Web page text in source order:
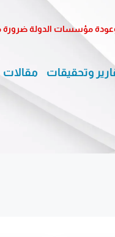
مؤسسات الدولة ضرورة
وتحقيقات مقالات